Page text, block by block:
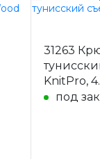
31263
KnitPro,
под